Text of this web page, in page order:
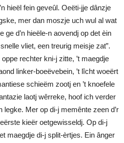
hieël fein geveûl. Oeëti-jje dânzje
mer dan moszje uch wul al wat
ge d’n hieële-n aovendj op det èin
vliet, een treurig meisje zat”.
rechter kni-j zitte, ’t maegdje
linker-boeëvebein, ’t lîcht woeërt
schieëm zootj en ’t knoefele
laotj wêrreke, hoof ich verder
legke. Mer op di-j memênte zeen d’r
kieër oetgewisseldj. Op di-j
maegdje di-j split-èrtjes. Ein ânger